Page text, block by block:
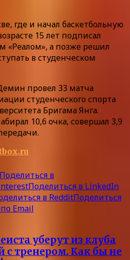
где и начал баскетбольную
15 лет подписал
«Реалом», а позже решил
в студенческом
провел 33 матча
студенческого спорта
Бригама Янга.
10,6 очка, совершал 3,9
Поделиться в
Поделиться в LinkedIn
в RedditПоделиться
Email
уберут из клуба
с тренером. Как бы не